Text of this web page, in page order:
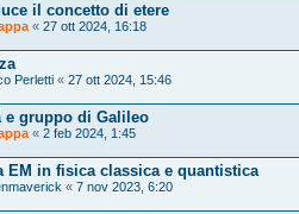
il concetto di etere
« 27 ott 2024, 16:18
Perletti « 27 ott 2024, 15:46
gruppo di Galileo
« 2 feb 2024, 1:45
EM in fisica classica e quantistica
« 7 nov 2023, 6:20